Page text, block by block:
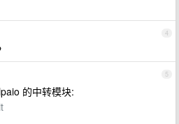
4
5
的中转模块: